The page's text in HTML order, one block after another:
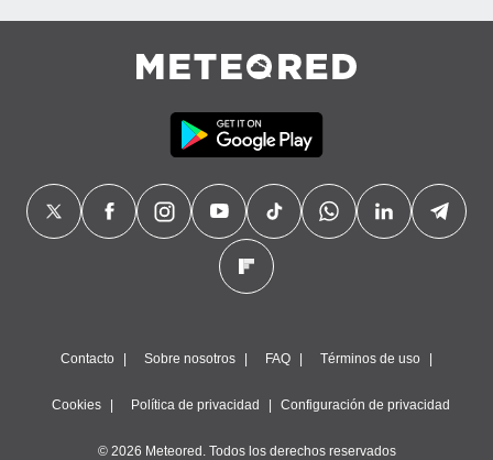
Contacto Sobre nosotros FAQ Términos de uso
Cookies Política de privacidad Configuración de privacidad
© 2026 Meteored. Todos los derechos reservados